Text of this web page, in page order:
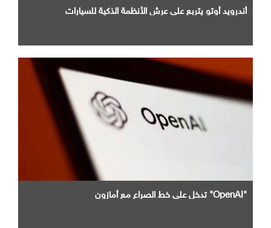
أندرويد أوتو يتربع علي عرش الأنظمة الذكية للسيارات
"OpenAI" تدخل علي خط الصراع مع أمازون